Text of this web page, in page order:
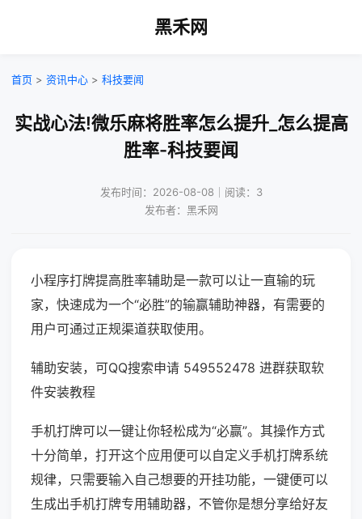
黑禾网
首页 > 资讯中心 > 科技要闻
实战心法!微乐麻将胜率怎么提升_怎么提高
胜率-科技要闻
发布时间：2026-08-08｜阅读：3
发布者：黑禾网
小程序打牌提高胜率辅助是一款可以让一直输的玩
家，快速成为一个“必胜”的输赢辅助神器，有需要的
用户可通过正规渠道获取使用。
辅助安装，可QQ搜索申请 549552478 进群获取软
件安装教程
手机打牌可以一键让你轻松成为“必赢”。其操作方式
十分简单，打开这个应用便可以自定义手机打牌系统
规律，只需要输入自己想要的开挂功能，一键便可以
生成出手机打牌专用辅助器，不管你是想分享给好友